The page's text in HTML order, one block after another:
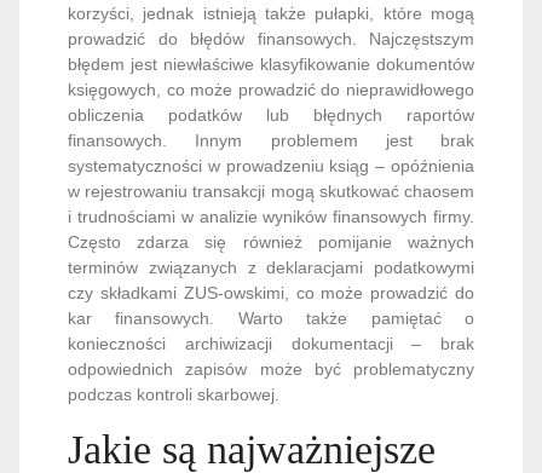
korzyści, jednak istnieją także pułapki, które mogą
prowadzić do błędów finansowych. Najczęstszym
błędem jest niewłaściwe klasyfikowanie dokumentów
księgowych, co może prowadzić do nieprawidłowego
obliczenia podatków lub błędnych raportów
finansowych. Innym problemem jest brak
systematyczności w prowadzeniu ksiąg – opóźnienia
w rejestrowaniu transakcji mogą skutkować chaosem
i trudnościami w analizie wyników finansowych firmy.
Często zdarza się również pomijanie ważnych
terminów związanych z deklaracjami podatkowymi
czy składkami ZUS-owskimi, co może prowadzić do
kar finansowych. Warto także pamiętać o
konieczności archiwizacji dokumentacji – brak
odpowiednich zapisów może być problematyczny
podczas kontroli skarbowej.
Jakie są najważniejsze